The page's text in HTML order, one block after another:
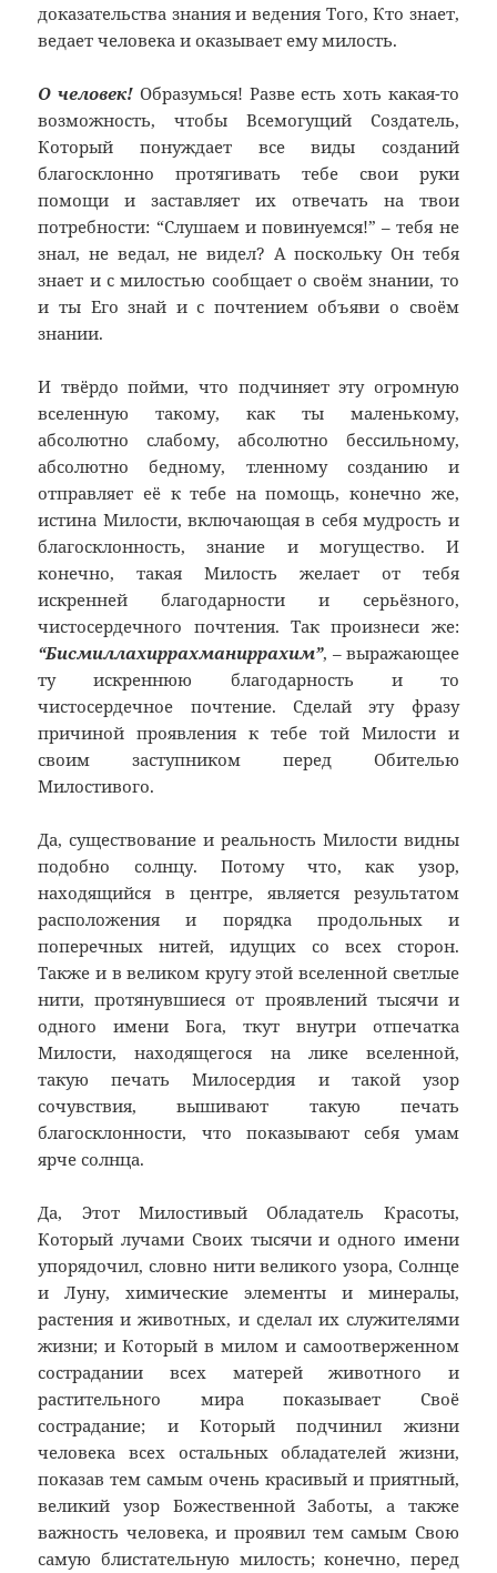
доказательства знания и ведения Того, Кто знает,
ведает человека и оказывает ему милость.
О человек! Образумься! Разве есть хоть какая-то
возможность, чтобы Всемогущий Создатель,
Который понуждает все виды созданий
благосклонно протягивать тебе свои руки
помощи и заставляет их отвечать на твои
потребности: “Слушаем и повинуемся!” – тебя не
знал, не ведал, не видел? А поскольку Он тебя
знает и с милостью сообщает о своём знании, то
и ты Его знай и с почтением объяви о своём
знании.
И твёрдо пойми, что подчиняет эту огромную
вселенную такому, как ты маленькому,
абсолютно слабому, абсолютно бессильному,
абсолютно бедному, тленному созданию и
отправляет её к тебе на помощь, конечно же,
истина Милости, включающая в себя мудрость и
благосклонность, знание и могущество. И
конечно, такая Милость желает от тебя
искренней благодарности и серьёзного,
чистосердечного почтения. Так произнеси же:
“Бисмиллахиррахманиррахим”, – выражающее
ту искреннюю благодарность и то
чистосердечное почтение. Сделай эту фразу
причиной проявления к тебе той Милости и
своим заступником перед Обителью
Милостивого.
Да, существование и реальность Милости видны
подобно солнцу. Потому что, как узор,
находящийся в центре, является результатом
расположения и порядка продольных и
поперечных нитей, идущих со всех сторон.
Также и в великом кругу этой вселенной светлые
нити, протянувшиеся от проявлений тысячи и
одного имени Бога, ткут внутри отпечатка
Милости, находящегося на лике вселенной,
такую печать Милосердия и такой узор
сочувствия, вышивают такую печать
благосклонности, что показывают себя умам
ярче солнца.
Да, Этот Милостивый Обладатель Красоты,
Который лучами Своих тысячи и одного имени
упорядочил, словно нити великого узора, Солнце
и Луну, химические элементы и минералы,
растения и животных, и сделал их служителями
жизни; и Который в милом и самоотверженном
сострадании всех матерей животного и
растительного мира показывает Своё
сострадание; и Который подчинил жизни
человека всех остальных обладателей жизни,
показав тем самым очень красивый и приятный,
великий узор Божественной Заботы, а также
важность человека, и проявил тем самым Свою
самую блистательную милость; конечно, перед